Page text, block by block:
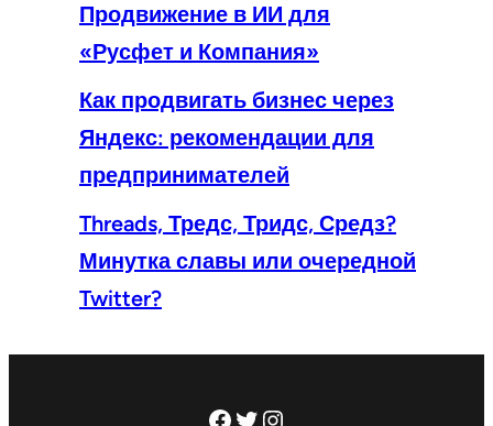
Продвижение в ИИ для
«Русфет и Компания»
Как продвигать бизнес через
Яндекс: рекомендации для
предпринимателей
Threads, Тредс, Тридс, Средз?
Минутка славы или очередной
Twitter?
Facebook
Twitter
Instagram